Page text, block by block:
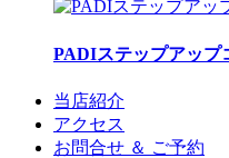
PADIステップアップ
当店紹介
アクセス
お問合せ ＆ ご予約